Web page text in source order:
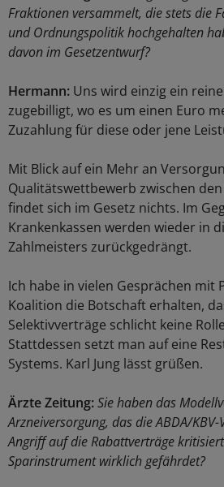
Fraktionen versammelt, die stets die
und Ordnungspolitik hochgehalten
davon im Gesetzentwurf?
Hermann: Uns wird einzig ein
zugebilligt, wo es um einen Euro
Zuzahlung für diese oder jene
Mit Blick auf ein Mehr an
Qualitätswettbewerb zwischen
findet sich im Gesetz nichts. Im
Krankenkassen werden wieder in
Zahlmeisters zurückgedrängt.
Ich habe in vielen Gesprächen mit
Koalition die Botschaft erhalten,
Selektivverträge schlicht keine
Stattdessen setzt man auf eine
Systems. Karl Jung lässt grüßen.
Ärzte Zeitung:Sie haben das
Arzneiversorgung, das die ABDA/
Angriff auf die Rabattverträge
Sparinstrument wirklich gefährdet?